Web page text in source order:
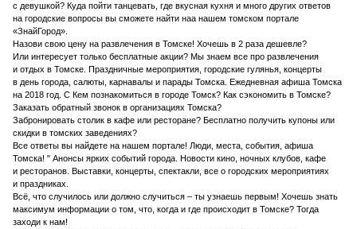
с девушкой? Куда пойти танцевать, где вкусная кухня и много других ответов
на городские вопросы вы сможете найти наа нашем томском портале
«ЗнайГород».
Назови свою цену на развлечения в Томске! Хочешь в 2 раза дешевле?
Или интересует только бесплатные акции? Мы знаем все про развлечения
и отдых в Томске. Праздничные мероприятия, городские гулянья, концерты
в день города, салюты, карнавалы и парады Томска. Ежедневная афиша Томска
на 2018 год. С Кем познакомиться в городе Томск? Как сэкономить в Томске?
Заказать обратный звонок в организациях Томска?
Забронировать столик в кафе или ресторане? Бесплатно получить купоны или
скидки в томских заведениях?
Все ответы вы найдете на нашем портале! Люди, места, события, афиша
Томска! " Анонсы ярких событий города. Новости кино, ночных клубов, кафе
и ресторанов. Выставки, концерты, спектакли, все о городских мероприятиях
и праздниках.
Всё, что случилось или должно случиться – ты узнаешь первым! Хочешь знать
максимум информации о том, что, когда и где происходит в Томске? Тогда
заходи к нам!